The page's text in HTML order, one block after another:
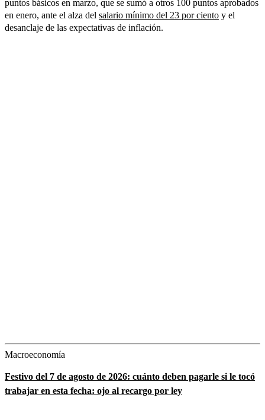
puntos básicos en marzo, que se sumó a otros 100 puntos aprobados
en enero, ante el alza del salario mínimo del 23 por ciento y el
desanclaje de las expectativas de inflación.
Macroeconomía
Festivo del 7 de agosto de 2026: cuánto deben pagarle si le tocó
trabajar en esta fecha: ojo al recargo por ley